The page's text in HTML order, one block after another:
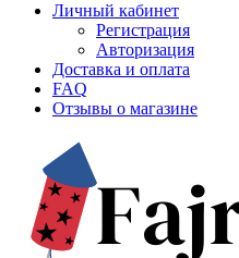
Личный кабинет
Регистрация
Авторизация
Доставка и оплата
FAQ
Отзывы о магазине